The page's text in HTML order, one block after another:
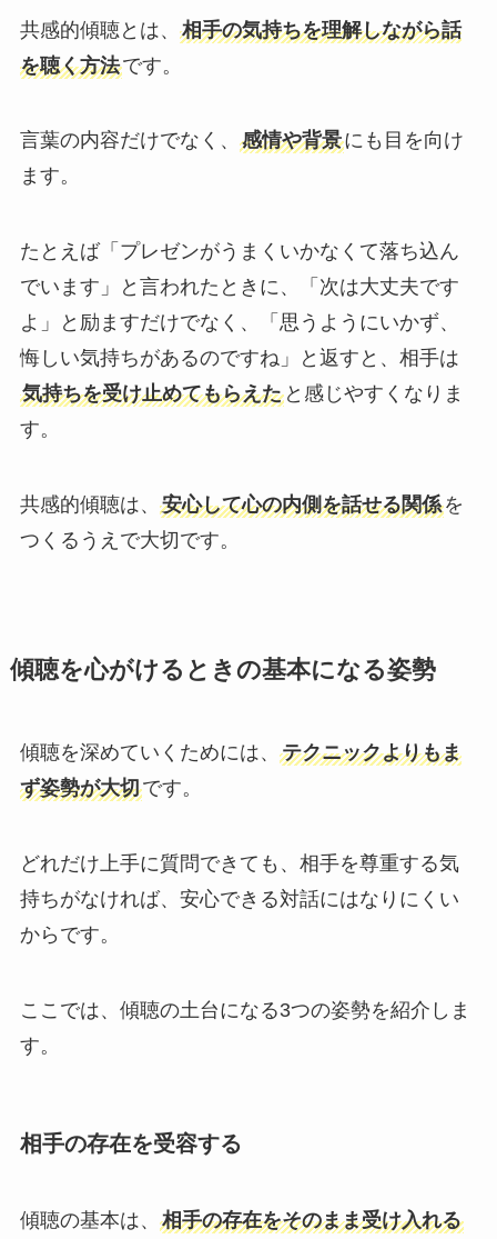
共感的傾聴とは、 相手の気持ちを理解しながら話
を聴く方法です。
言葉の内容だけでなく、 感情や背景にも目を向け
ます。
たとえば「プレゼンがうまくいかなくて落ち込ん
でいます」と言われたときに、「次は大丈夫です
よ」と励ますだけでなく、「思うようにいかず、
悔しい気持ちがあるのですね」と返すと、相手は
気持ちを受け止めてもらえたと感じやすくなりま
す。
共感的傾聴は、 安心して心の内側を話せる関係を
つくるうえで大切です。
傾聴を心がけるときの基本になる姿勢
傾聴を深めていくためには、 テクニックよりもま
ず姿勢が大切です。
どれだけ上手に質問できても、相手を尊重する気
持ちがなければ、安心できる対話にはなりにくい
からです。
ここでは、傾聴の土台になる3つの姿勢を紹介しま
す。
相手の存在を受容する
傾聴の基本は、 相手の存在をそのまま受け入れる